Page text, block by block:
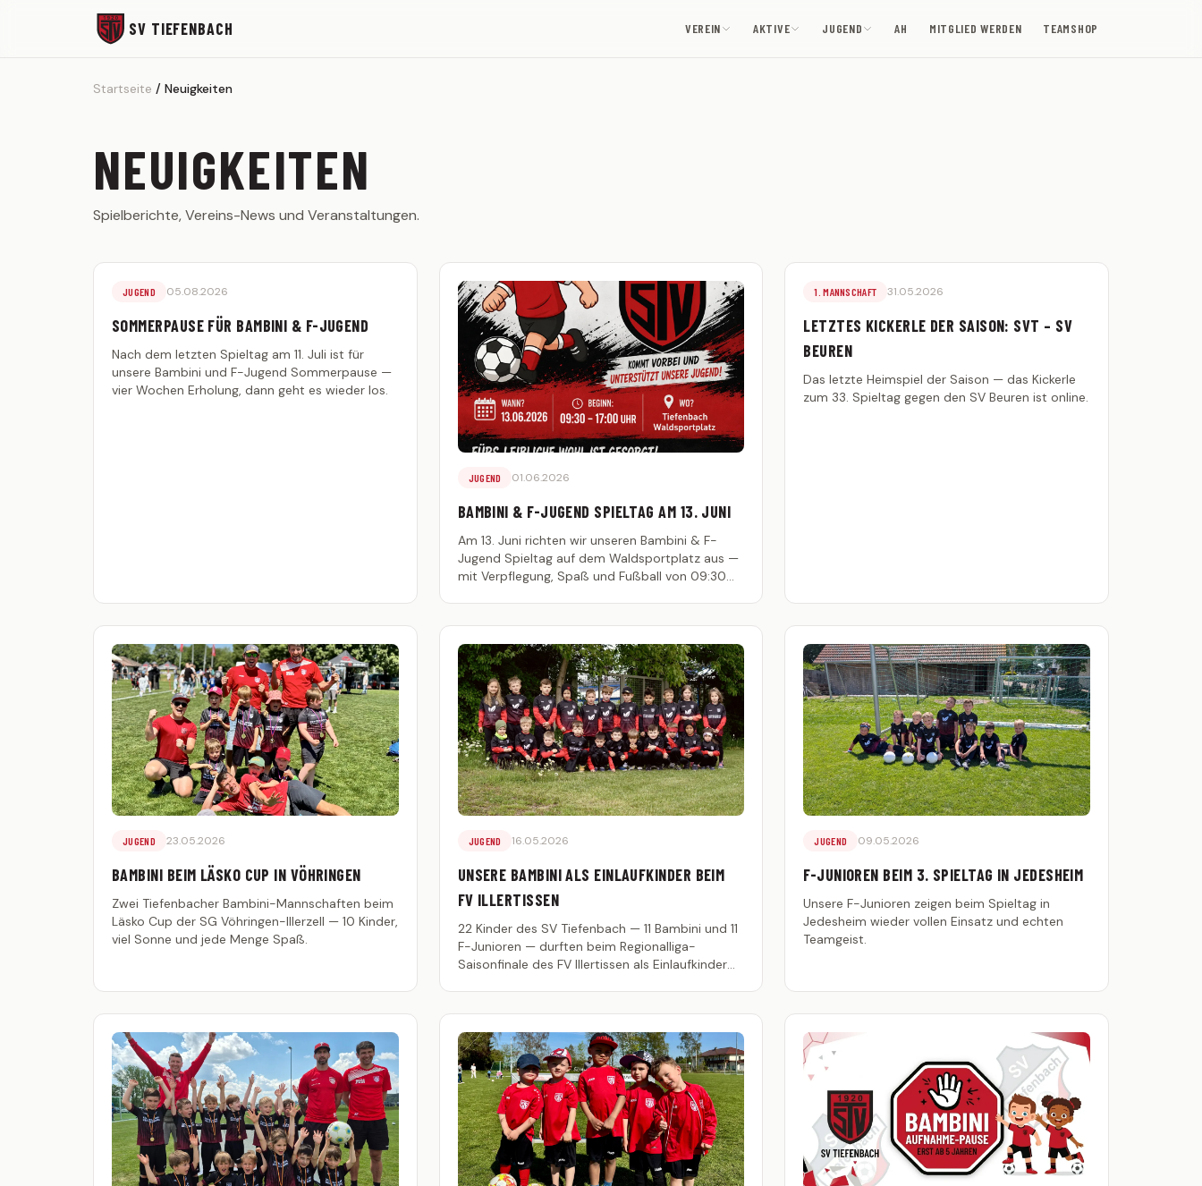
SV TIEFENBACH VEREIN AKTIVE JUGEND AH MITGLIED WERDEN TEAMSHOP
Startseite Neuigkeiten
NEUIGKEITEN
Spielberichte, Vereins-News und Veranstaltungen.
JUGEND 05.08.2026
SOMMERPAUSE FÜR BAMBINI & F-JUGEND
Nach dem letzten Spieltag am 11. Juli ist für
unsere Bambini und F-Jugend Sommerpause —
vier Wochen Erholung, dann geht es wieder los.
JUGEND 01.06.2026
BAMBINI & F-JUGEND SPIELTAG AM 13. JUNI
Am 13. Juni richten wir unseren Bambini & F-
Jugend Spieltag auf dem Waldsportplatz aus —
mit Verpflegung, Spaß und Fußball von 09:30
1. MANNSCHAFT 31.05.2026
LETZTES KICKERLE DER SAISON: SVT – SV
BEUREN
Das letzte Heimspiel der Saison — das Kickerle
zum 33. Spieltag gegen den SV Beuren ist online.
JUGEND 23.05.2026
BAMBINI BEIM LÄSKO CUP IN VÖHRINGEN
Zwei Tiefenbacher Bambini-Mannschaften beim
Läsko Cup der SG Vöhringen-Illerzell — 10 Kinder,
viel Sonne und jede Menge Spaß.
JUGEND 16.05.2026
UNSERE BAMBINI ALS EINLAUFKINDER BEIM
FV ILLERTISSEN
22 Kinder des SV Tiefenbach — 11 Bambini und 11
F-Junioren — durften beim Regionalliga-
Saisonfinale des FV Illertissen als Einlaufkinder
JUGEND 09.05.2026
F-JUNIOREN BEIM 3. SPIELTAG IN JEDESHEIM
Unsere F-Junioren zeigen beim Spieltag in
Jedesheim wieder vollen Einsatz und echten
Teamgeist.